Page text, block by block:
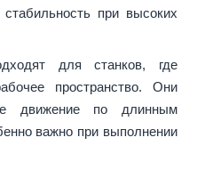
при высоких
для станков, где
пространство. Они
движение по длинным
важно при выполнении